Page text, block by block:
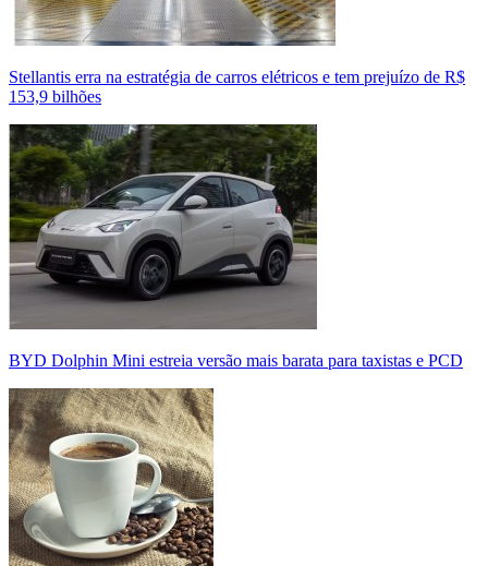
Stellantis erra na estratégia de carros elétricos e tem prejuízo de R$
153,9 bilhões
BYD Dolphin Mini estreia versão mais barata para taxistas e PCD